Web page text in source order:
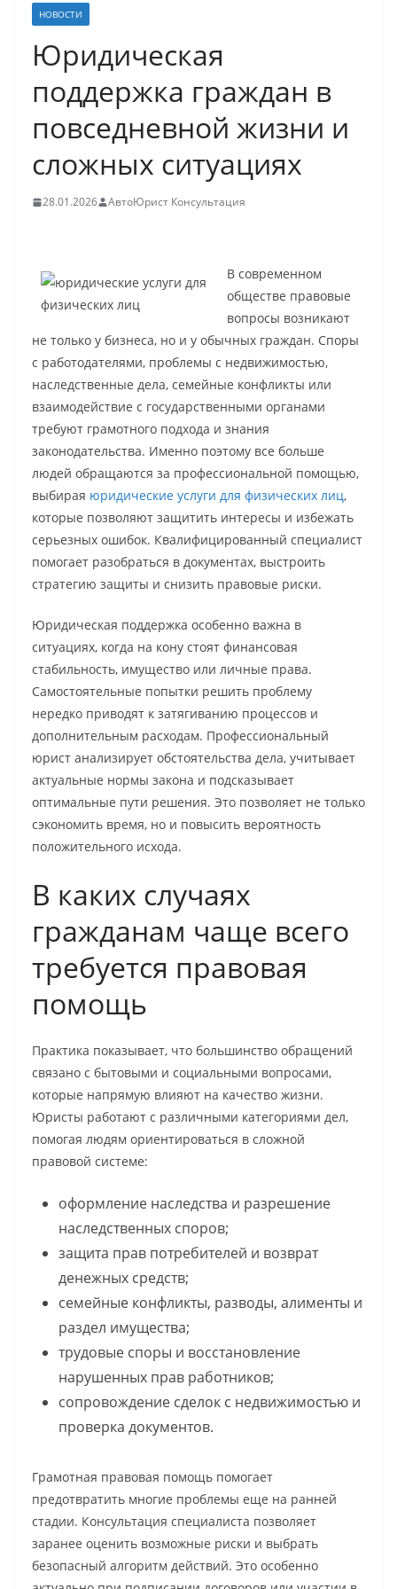
НОВОСТИ
Юридическая
поддержка граждан в
повседневной жизни и
сложных ситуациях
28.01.2026 АвтоЮрист Консультация
В современном
обществе правовые
вопросы возникают
не только у бизнеса, но и у обычных граждан. Споры
с работодателями, проблемы с недвижимостью,
наследственные дела, семейные конфликты или
взаимодействие с государственными органами
требуют грамотного подхода и знания
законодательства. Именно поэтому все больше
людей обращаются за профессиональной помощью,
выбирая юридические услуги для физических лиц,
которые позволяют защитить интересы и избежать
серьезных ошибок. Квалифицированный специалист
помогает разобраться в документах, выстроить
стратегию защиты и снизить правовые риски.
Юридическая поддержка особенно важна в
ситуациях, когда на кону стоят финансовая
стабильность, имущество или личные права.
Самостоятельные попытки решить проблему
нередко приводят к затягиванию процессов и
дополнительным расходам. Профессиональный
юрист анализирует обстоятельства дела, учитывает
актуальные нормы закона и подсказывает
оптимальные пути решения. Это позволяет не только
сэкономить время, но и повысить вероятность
положительного исхода.
В каких случаях
гражданам чаще всего
требуется правовая
помощь
Практика показывает, что большинство обращений
связано с бытовыми и социальными вопросами,
которые напрямую влияют на качество жизни.
Юристы работают с различными категориями дел,
помогая людям ориентироваться в сложной
правовой системе:
оформление наследства и разрешение
наследственных споров;
защита прав потребителей и возврат
денежных средств;
семейные конфликты, разводы, алименты и
раздел имущества;
трудовые споры и восстановление
нарушенных прав работников;
сопровождение сделок с недвижимостью и
проверка документов.
Грамотная правовая помощь помогает
предотвратить многие проблемы еще на ранней
стадии. Консультация специалиста позволяет
заранее оценить возможные риски и выбрать
безопасный алгоритм действий. Это особенно